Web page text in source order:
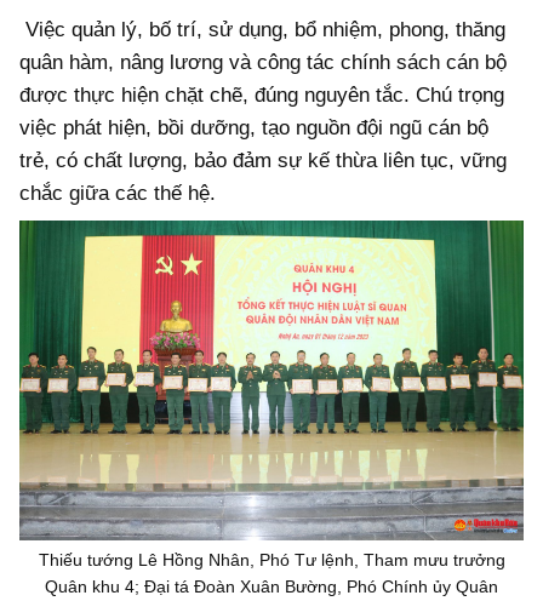
Việc quản lý, bố trí, sử dụng, bổ nhiệm, phong, thăng
quân hàm, nâng lương và công tác chính sách cán bộ
được thực hiện chặt chẽ, đúng nguyên tắc. Chú trọng
việc phát hiện, bồi dưỡng, tạo nguồn đội ngũ cán bộ
trẻ, có chất lượng, bảo đảm sự kế thừa liên tục, vững
chắc giữa các thế hệ.
Thiếu tướng Lê Hồng Nhân, Phó Tư lệnh, Tham mưu trưởng
Quân khu 4; Đại tá Đoàn Xuân Bường, Phó Chính ủy Quân